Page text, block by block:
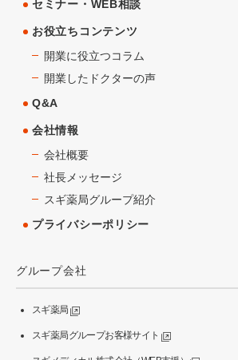
セミナー・WEB相談
お役立ちコンテンツ
開業に役立つコラム
開業したドクターの声
Q&A
会社情報
会社概要
社長メッセージ
スギ薬局グループ紹介
プライバシーポリシー
グループ会社
スギ薬局
スギ薬局グループお客様サイト